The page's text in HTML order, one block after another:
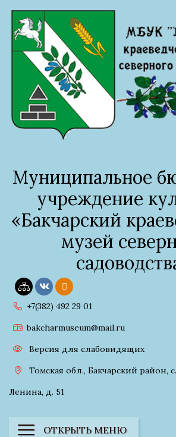
Муниципальное
учреждение
«Бакчарский
музей
+7(382) 492 29 01
bakcharmuseum@mail.ru
Версия для слабовидящих
Томская обл., Бакчарский район,
Ленина, д. 51
ОТКРЫТЬ МЕНЮ